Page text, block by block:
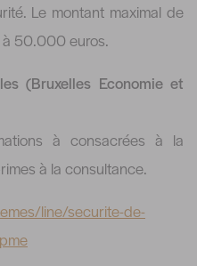
Le montant maximal de
à 50.000 euros.
(Bruxelles Economie et
à consacrées à la
à la consultance.
line/securite-de-